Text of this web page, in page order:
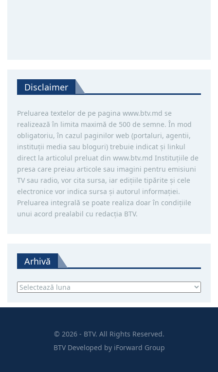
Disclaimer
Preluarea textelor de pe pagina www.btv.md se
realizează în limita maximă de 500 de semne. În mod
obligatoriu, în cazul paginilor web (portaluri, agentii,
instituţii media sau bloguri) trebuie indicat şi linkul
direct la articolul preluat din www.btv.md Instituţiile de
presa care preiau articole sau imagini pentru emisiuni
TV sau radio, vor cita sursa, iar ediţiile tipărite și cele
electronice vor indica sursa şi autorul informaţiei.
Preluarea integrală se poate realiza doar în condiţiile
unui acord prealabil cu redacţia BTV.
Arhivă
Arhivă
© 2026 - BTV. All Rights Reserved.
BTVDeveloped by iForward Group